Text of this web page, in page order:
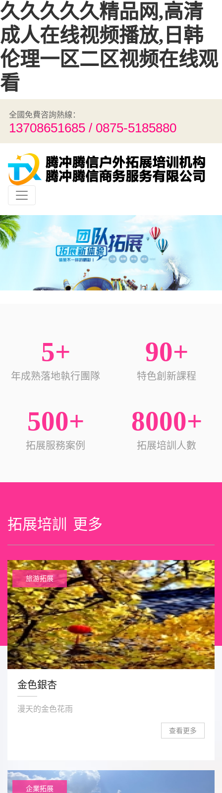
久久久久久精品网,高清
成人在线视频播放,日韩
伦理一区二区视频在线观
看
全國免費咨詢熱線：
13708651685 / 0875-5185880
5+
年成熟落地執行團隊
90+
特色創新課程
500+
拓展服務案例
8000+
拓展培訓人數
拓展培訓 更多
金色銀杏
漫天的金色花雨
查看更多
旅游拓展
企業拓展